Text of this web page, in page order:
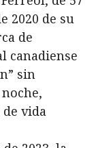
2020 de su
de
canadiense
sin
vida